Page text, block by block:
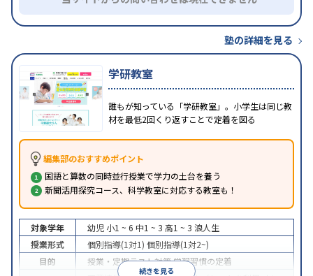
塾の詳細を見る
学研教室
誰もが知っている「学研教室」。小学生は同じ教
材を最低2回くり返すことで定着を図る
編集部のおすすめポイント
国語と算数の同時並行授業で学力の土台を養う
新聞活用探究コース、科学教室に対応する教室も！
続きを見る
対象学年 幼児 小1 ~ 6 中1 ~ 3 高1 ~ 3 浪人生
授業形式
個別指導(1対1) 個別指導(1対2~)
目的
授業・定期テスト対策学習習慣の定着